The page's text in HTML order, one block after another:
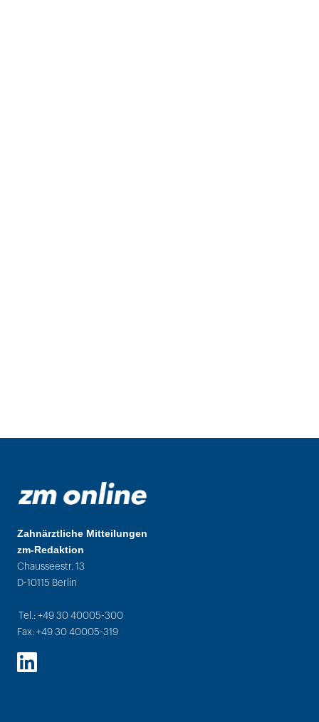
Zahnärztliche Mitteilungen
zm-Redaktion
Chausseestr. 13
D-10115 Berlin
Tel.: +49 30 40005-300
Fax: +49 30 40005-319
LinkedIn